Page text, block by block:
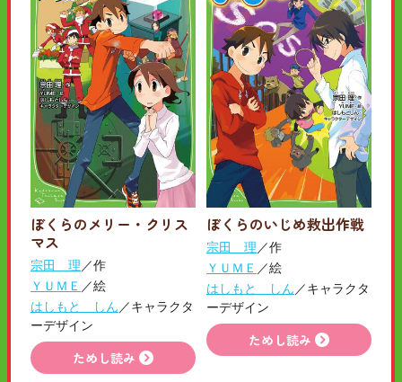
ぼくらのメリー・クリス
マス
宗田 理 ／作
ＹＵＭＥ ／絵
はしもと しん ／キャラクタ
ーデザイン
ためし読み
ぼくらのいじめ救出作戦
宗田 理 ／作
ＹＵＭＥ ／絵
はしもと しん ／キャラクタ
ーデザイン
ためし読み